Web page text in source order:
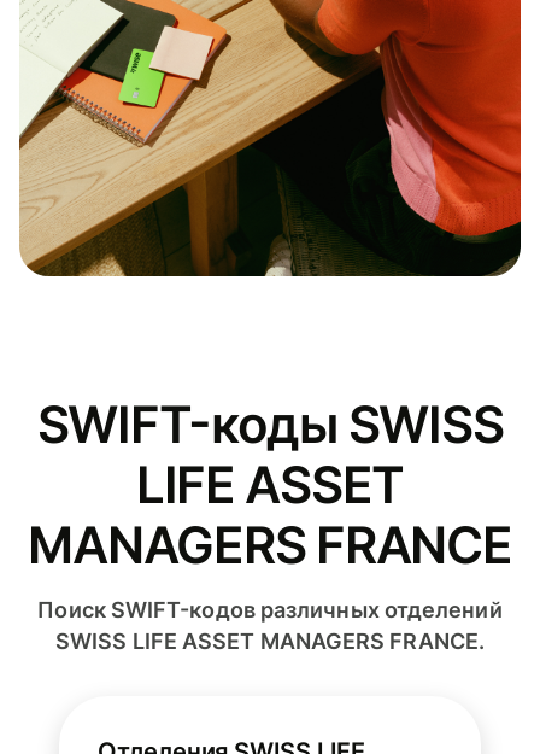
SWIFT-коды SWISS
LIFE ASSET
MANAGERS FRANCE
Поиск SWIFT-кодов различных отделений
SWISS LIFE ASSET MANAGERS FRANCE.